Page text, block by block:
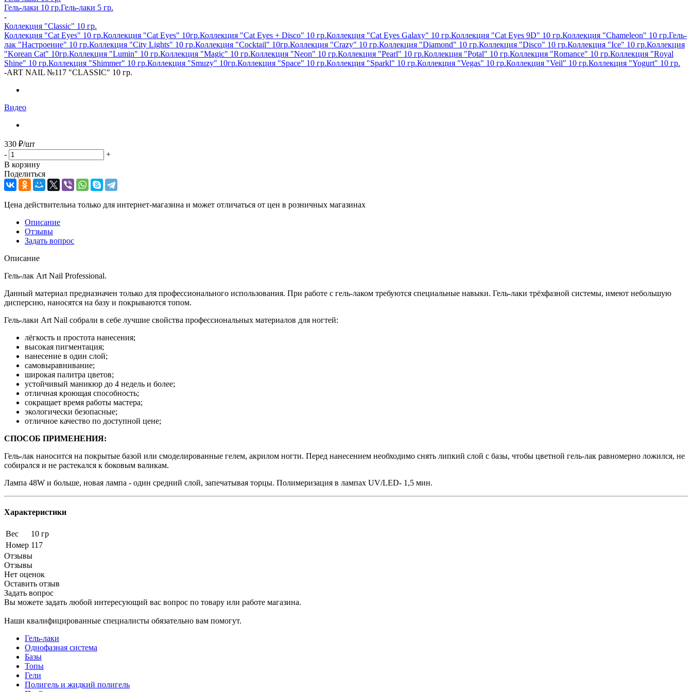
Гель-лаки 10 гр.Гель-лаки 5 гр.
-
Коллекция "Classic" 10 гр.
Коллекция "Cat Eyes" 10 гр.Коллекция "Cat Eyes" 10гр.Коллекция "Cat Eyes + Disco" 10 гр.Коллекция "Cat Eyes Galaxy" 10 гр.Коллекция "Cat Eyes 9D" 10 гр.Коллекция "Chameleon" 10 гр.Гель-
лак "Настроение" 10 гр.Коллекция "City Lights" 10 гр.Коллекция "Cocktail" 10гр.Коллекция "Crazy" 10 гр.Коллекция "Diamond" 10 гр.Коллекция "Disco" 10 гр.Коллекция "Ice" 10 гр.Коллекция
"Korean Cat" 10гр.Коллекция "Lumin" 10 гр.Коллекция "Magic" 10 гр.Коллекция "Neon" 10 гр.Коллекция "Pearl" 10 гр.Коллекция "Potal" 10 гр.Коллекция "Romance" 10 гр.Коллекция "Royal
Shine" 10 гр.Коллекция "Shimmer" 10 гр.Коллекция "Smuzy" 10гр.Коллекция "Space" 10 гр.Коллекция "Sparkl" 10 гр.Коллекция "Vegas" 10 гр.Коллекция "Veil" 10 гр.Коллекция "Yogurt" 10 гр.
-ART NAIL №117 "CLASSIC" 10 гр.
Видео
330 ₽/шт
-
+
В корзину
Поделиться
Цена действительна только для интернет-магазина и может отличаться от цен в розничных магазинах
Описание
Отзывы
Задать вопрос
Описание
Гель-лак Art Nail Professional.
Данный материал предназначен только для профессионального использования. При работе с гель-лаком требуются специальные навыки. Гель-лаки трёхфазной системы, имеют небольшую
дисперсию, наносятся на базу и покрываются топом.
Гель-лаки Art Nail собрали в себе лучшие свойства профессиональных материалов для ногтей:
лёгкость и простота нанесения;
высокая пигментация;
нанесение в один слой;
самовыравнивание;
широкая палитра цветов;
устойчивый маникюр до 4 недель и более;
отличная кроющая способность;
сокращает время работы мастера;
экологически безопасные;
отличное качество по доступной цене;
СПОСОБ ПРИМЕНЕНИЯ:
Гель-лак наносится на покрытые базой или смоделированные гелем, акрилом ногти. Перед нанесением необходимо снять липкий слой с базы, чтобы цветной гель-лак равномерно ложился, не
собирался и не растекался к боковым валикам.
Лампа 48W и больше, новая лампа - один средний слой, запечатывая торцы. Полимеризация в лампах UV/LED- 1,5 мин.
Характеристики
Вес
10 гр
Номер 117
Отзывы
Отзывы
Нет оценок
Оставить отзыв
Задать вопрос
Вы можете задать любой интересующий вас вопрос по товару или работе магазина.
Наши квалифицированные специалисты обязательно вам помогут.
Гель-лаки
Однофазная система
Базы
Топы
Гели
Полигель и жидкий полигель